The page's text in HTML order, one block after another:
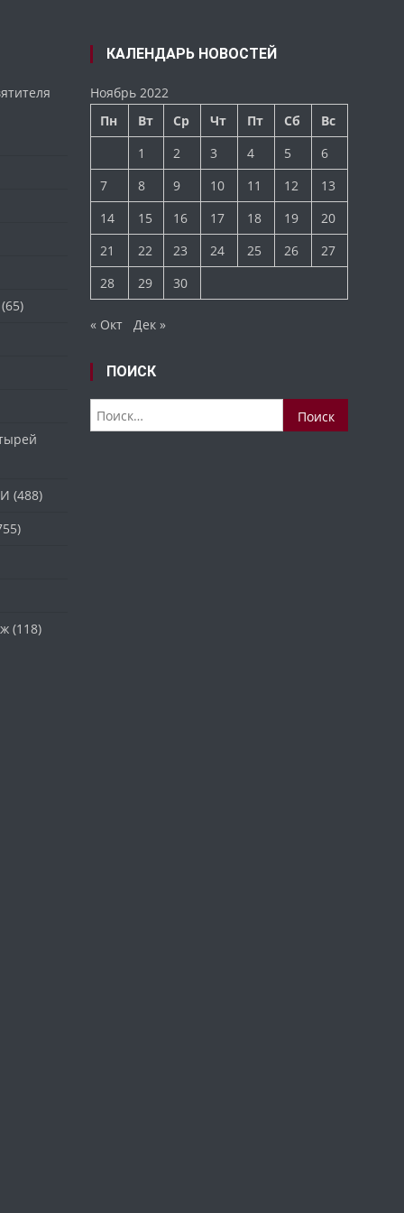
(488)
(118)
КАЛЕНДАРЬ НОВОСТЕЙ
Ноябрь 2022
Пн
Вт Ср Чт Пт Сб
Вс
1
2 3 4 5
6
7
8 9 10 11 12
13
14
15 16 17 18 19
20
21
22 23 24 25 26
27
28
29 30
« Окт Дек »
ПОИСК
Найти: